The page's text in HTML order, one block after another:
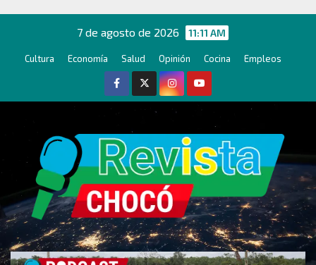
contenido
7 de agosto de 2026 11:11 AM
Cultura Economía Salud Opinión Cocina Empleos